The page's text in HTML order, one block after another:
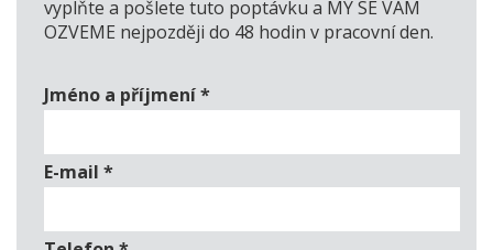
vyplňte a pošlete tuto poptávku a MY SE VÁM
OZVEME nejpozději do 48 hodin v pracovní den.
Jméno a příjmení*
E-mail *